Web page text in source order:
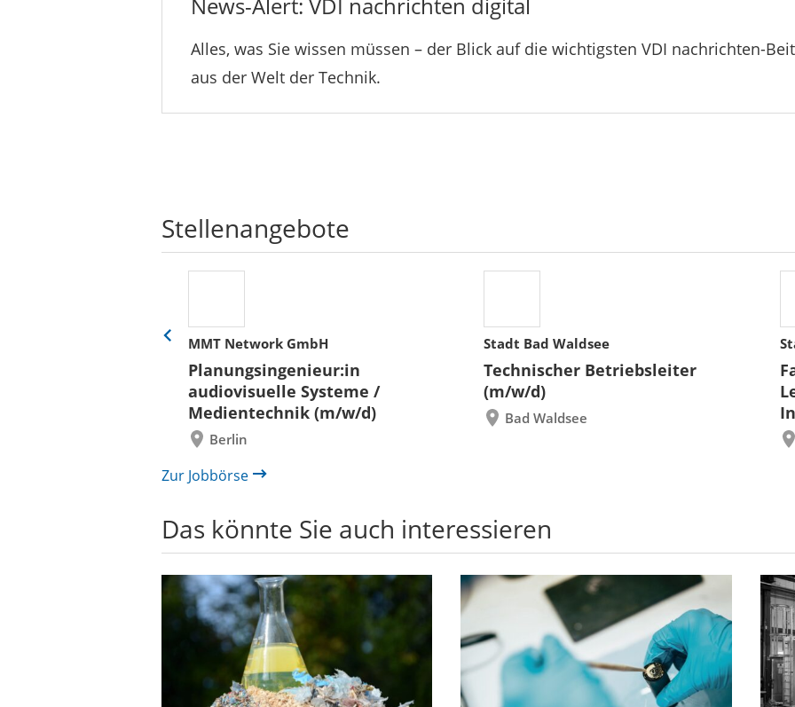
News-Alert: VDI nachrichten digital
Alles, was Sie wissen müssen – der Blick auf die wichtigsten VDI nachrichten-
aus der Welt der Technik.
Stellenangebote
MMT Network GmbH
Planungsingenieur:in
audiovisuelle Systeme /
Medientechnik (m/w/d)
Berlin
Stadt Bad Waldsee
Technischer Betriebsleiter
(m/w/d)
Bad Waldsee
Eine
zurück
Zur Jobbörse
Das könnte Sie auch interessieren